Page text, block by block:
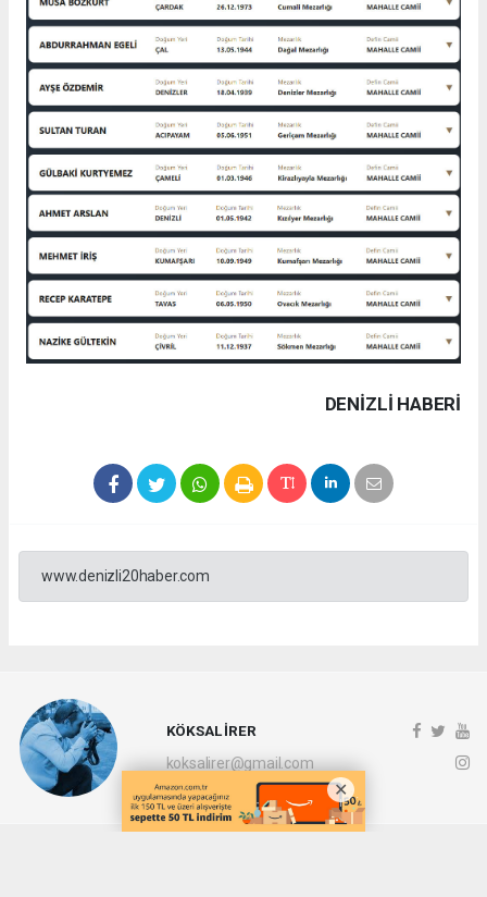
DENIZLI HABERİ
www.denizli20haber.com
KÖKSAL İRER
koksalirer@gmail.com